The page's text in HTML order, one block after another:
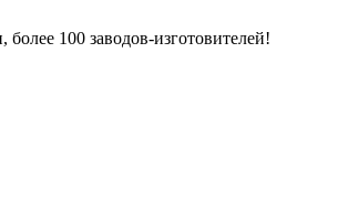
100 заводов-изготовителей!